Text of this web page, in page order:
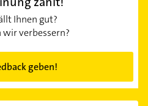
Ihnen gut?
wir verbessern?
geben!